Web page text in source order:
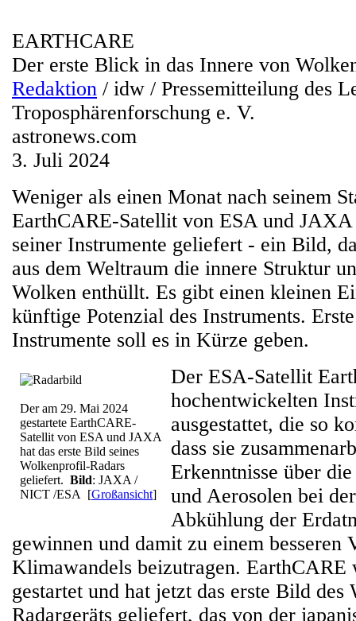
EARTHCARE
Der erste Blick in das Innere von
Redaktion / idw / Pressemitteilung des
Troposphärenforschung e. V.
astronews.com
3. Juli 2024
Weniger als einen Monat nach seinem
EarthCARE-Satellit von ESA und JAXA
seiner Instrumente geliefert - ein Bild,
aus dem Weltraum die innere Struktur
Wolken enthüllt. Es gibt einen kleinen
künftige Potenzial des Instruments.
Instrumente soll es in Kürze geben.
Der am 29. Mai 2024
gestartete EarthCARE-
Satellit von ESA und JAXA
hat das erste Bild seines
Wolkenprofil-Radars
geliefert. Bild: JAXA /
NICT /ESA [Großansicht]
Der ESA-Satellit
hochentwickelten
ausgestattet, die so
dass sie
Erkenntnisse über
und Aerosolen bei
Abkühlung der
gewinnen und damit zu einem besseren
Klimawandels beizutragen. EarthCARE
gestartet und hat jetzt das erste Bild
Radargeräts geliefert, das von der